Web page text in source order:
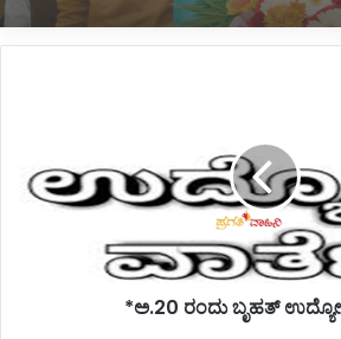
ಮೇಳ*
*ಅ.20 ರಂದು ಬೃಹತ್